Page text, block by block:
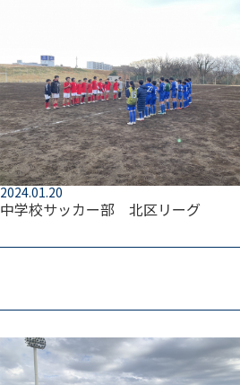
2024.01.20
中学校サッカー部 北区リーグ